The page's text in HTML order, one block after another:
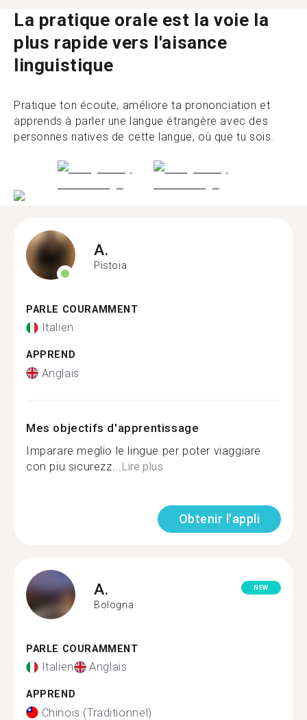
La pratique orale est la voie la
plus rapide vers l'aisance
linguistique
Pratique ton écoute, améliore ta prononciation et
apprends à parler une langue étrangère avec des
personnes natives de cette langue, où que tu sois.
A.
Pistoia
PARLE COURAMMENT
Italien
APPREND
Anglais
Mes objectifs d'apprentissage
Imparare meglio le lingue per poter viaggiare
con piu sicurezz... Lire plus
Obtenir l'appli
A.
Bologna
NEW
PARLE COURAMMENT
Italien Anglais
APPREND
Chinois (Traditionnel)